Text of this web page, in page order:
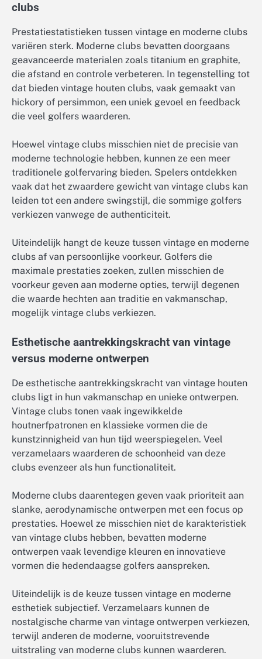
clubs
Prestatiestatistieken tussen vintage en moderne clubs
variëren sterk. Moderne clubs bevatten doorgaans
geavanceerde materialen zoals titanium en graphite,
die afstand en controle verbeteren. In tegenstelling tot
dat bieden vintage houten clubs, vaak gemaakt van
hickory of persimmon, een uniek gevoel en feedback
die veel golfers waarderen.
Hoewel vintage clubs misschien niet de precisie van
moderne technologie hebben, kunnen ze een meer
traditionele golfervaring bieden. Spelers ontdekken
vaak dat het zwaardere gewicht van vintage clubs kan
leiden tot een andere swingstijl, die sommige golfers
verkiezen vanwege de authenticiteit.
Uiteindelijk hangt de keuze tussen vintage en moderne
clubs af van persoonlijke voorkeur. Golfers die
maximale prestaties zoeken, zullen misschien de
voorkeur geven aan moderne opties, terwijl degenen
die waarde hechten aan traditie en vakmanschap,
mogelijk vintage clubs verkiezen.
Esthetische aantrekkingskracht van vintage
versus moderne ontwerpen
De esthetische aantrekkingskracht van vintage houten
clubs ligt in hun vakmanschap en unieke ontwerpen.
Vintage clubs tonen vaak ingewikkelde
houtnerfpatronen en klassieke vormen die de
kunstzinnigheid van hun tijd weerspiegelen. Veel
verzamelaars waarderen de schoonheid van deze
clubs evenzeer als hun functionaliteit.
Moderne clubs daarentegen geven vaak prioriteit aan
slanke, aerodynamische ontwerpen met een focus op
prestaties. Hoewel ze misschien niet de karakteristiek
van vintage clubs hebben, bevatten moderne
ontwerpen vaak levendige kleuren en innovatieve
vormen die hedendaagse golfers aanspreken.
Uiteindelijk is de keuze tussen vintage en moderne
esthetiek subjectief. Verzamelaars kunnen de
nostalgische charme van vintage ontwerpen verkiezen,
terwijl anderen de moderne, vooruitstrevende
uitstraling van moderne clubs kunnen waarderen.